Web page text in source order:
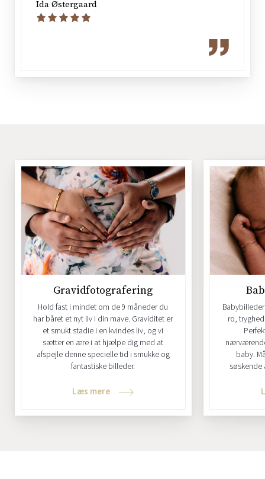
Ida Østergaard
Gravidfotografering
Hold fast i mindet om de 9 måneder du
har båret et nyt liv i din mave. Graviditet er
et smukt stadie i en kvindes liv, og vi
sætter en ære i at hjælpe dig med at
afspejle denne specielle tid i smukke og
fantastiske billeder.
Læs mere
ro,
baby.